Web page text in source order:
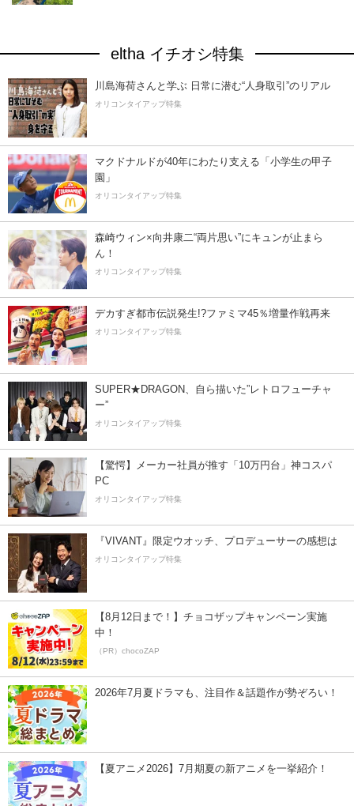
eltha イチオシ特集
川島海荷さんと学ぶ 日常に潜む“人身取引”のリアル
オリコンタイアップ特集
マクドナルドが40年にわたり支える「小学生の甲子
園」
オリコンタイアップ特集
森崎ウィン×向井康二“両片思い”にキュンが止まら
ん！
オリコンタイアップ特集
デカすぎ都市伝説発生!?ファミマ45％増量作戦再来
オリコンタイアップ特集
SUPER★DRAGON、自ら描いた”レトロフューチャ
ー”
オリコンタイアップ特集
【驚愕】メーカー社員が推す「10万円台」神コスパ
PC
オリコンタイアップ特集
『VIVANT』限定ウオッチ、プロデューサーの感想は
オリコンタイアップ特集
【8月12日まで！】チョコザップキャンペーン実施
中！
（PR）chocoZAP
2026年7月夏ドラマも、注目作＆話題作が勢ぞろい！
【夏アニメ2026】7月期夏の新アニメを一挙紹介！